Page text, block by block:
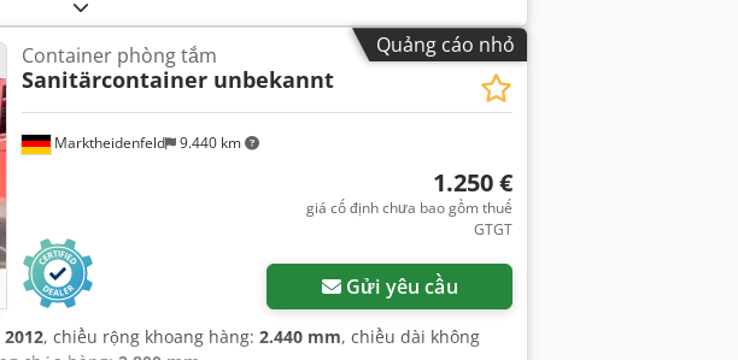
Quảng cáo nhỏ
Marktheidenfeld 9.440 km
Container phòng tắm
Sanitärcontainer unbekannt
1.250 €
giá cố định chưa bao gồm thuế
GTGT
Gửi yêu cầu
2012, chiều rộng khoang hàng: 2.440 mm, chiều dài không